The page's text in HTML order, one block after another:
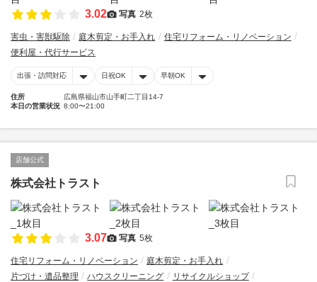
3.02 写真 2枚
害虫・害獣駆除 庭木剪定・お手入れ
住宅リフォーム・リノベーション
便利屋・代行サービス
出張・訪問対応 日祝OK 早朝OK
住所
広島県福山市山手町二丁目14-7
本日の営業状況 8:00〜21:00
店舗公式
株式会社トラスト
3.07 写真 5枚
住宅リフォーム・リノベーション
庭木剪定・お手入れ
片づけ・遺品整理
ハウスクリーニング
リサイクルショップ